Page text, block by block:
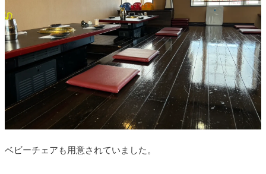
ベビーチェアも用意されていました。